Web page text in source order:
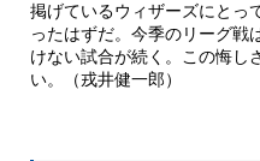
掲げているウィザーズにとっ
ったはずだ。今季のリーグ戦
けない試合が続く。この悔し
い。（戎井健一郎）